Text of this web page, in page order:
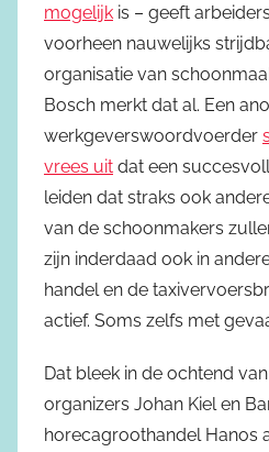
mogelijk is – geeft
voorheen nauwelijks
organisatie van
Bosch merkt dat al. Een
werkgeverswoordvoerder
vrees uit dat een
leiden dat straks ook
van de schoonmakers
zijn inderdaad ook in
handel en de
actief. Soms zelfs met
Dat bleek in de ochtend
organizers Johan Kiel en
horecagroothandel Hanos